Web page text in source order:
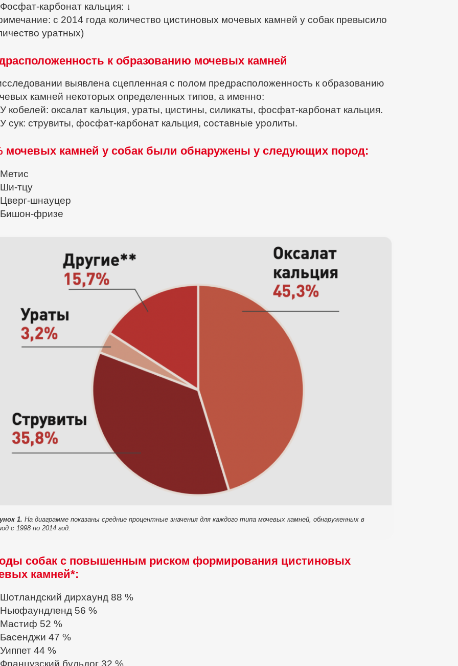
Фосфат-карбонат кальция: ↓
с 2014 года количество цистиновых мочевых камней у собак превысило
уратных)
к образованию мочевых камней
выявлена сцепленная с полом предрасположенность к образованию
камней некоторых определенных типов, а именно:
У кобелей: оксалат кальция, ураты, цистины, силикаты, фосфат-карбонат кальция.
У сук: струвиты, фосфат-карбонат кальция, составные уролиты.
мочевых камней у собак были обнаружены у следующих пород:
Метис
Ши-тцу
Цверг-шнауцер
Бишон-фризе
1. На диаграмме показаны средние процентные значения для каждого типа мочевых камней, обнаруженных в
с 1998 по 2014 год.
собак с повышенным риском формирования цистиновых
камней*:
Шотландский дирхаунд 88 %
Ньюфаундленд 56 %
Мастиф 52 %
Басенджи 47 %
Уиппет 44 %
Французский бульдог 32 %